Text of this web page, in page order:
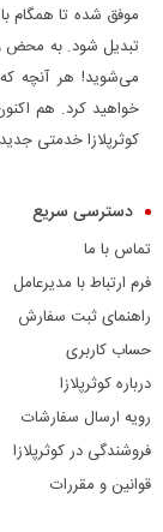
موفق شده تا همگام
تبدیل شود. به محض
می‌شوید! هر آنچه
خواهید کرد. هم
کوثرپلازا خدمتی
دسترسی سریع
تماس با ما
فرم ارتباط با مدیرعامل
راهنمای ثبت سفارش
حساب کاربری
درباره کوثرپلازا
رویه ارسال سفارشات
فروشندگی در کوثرپلازا
قوانین و مقررات